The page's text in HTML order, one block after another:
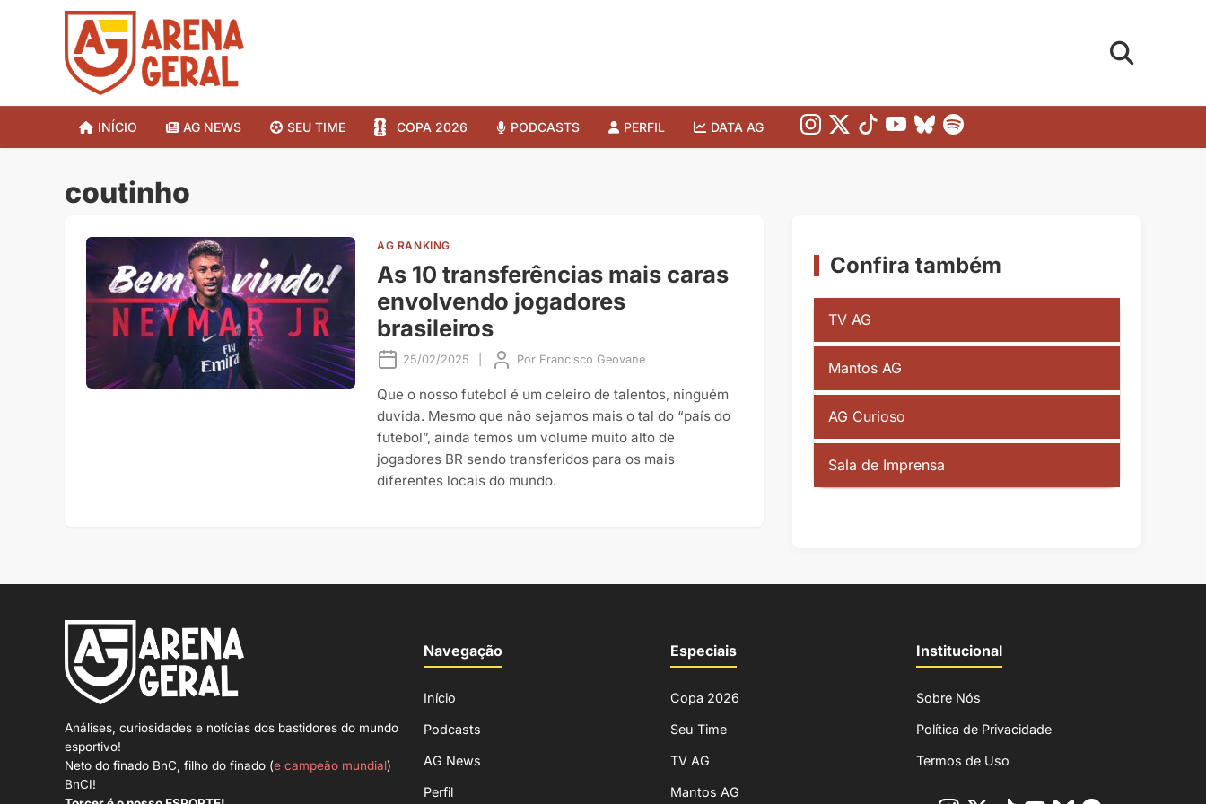
INÍCIO AG NEWS SEU TIME COPA 2026 PODCASTS PERFIL DATA AG
coutinho
AG RANKING
As 10 transferências mais caras
envolvendo jogadores
brasileiros
25/02/2025 Por Francisco Geovane
Que o nosso futebol é um celeiro de talentos, ninguém
duvida. Mesmo que não sejamos mais o tal do “país do
futebol”, ainda temos um volume muito alto de
jogadores BR sendo transferidos para os mais
diferentes locais do mundo.
Confira também
TV AG
Mantos AG
AG Curioso
Sala de Imprensa
Análises, curiosidades e notícias dos bastidores do mundo
esportivo!
Neto do finado BnC, filho do finado (e campeão mundial)
BnCI!
Navegação
Início
Podcasts
AG News
Perfil
Especiais
Copa 2026
Seu Time
TV AG
Mantos AG
Institucional
Sobre Nós
Política de Privacidade
Termos de Uso